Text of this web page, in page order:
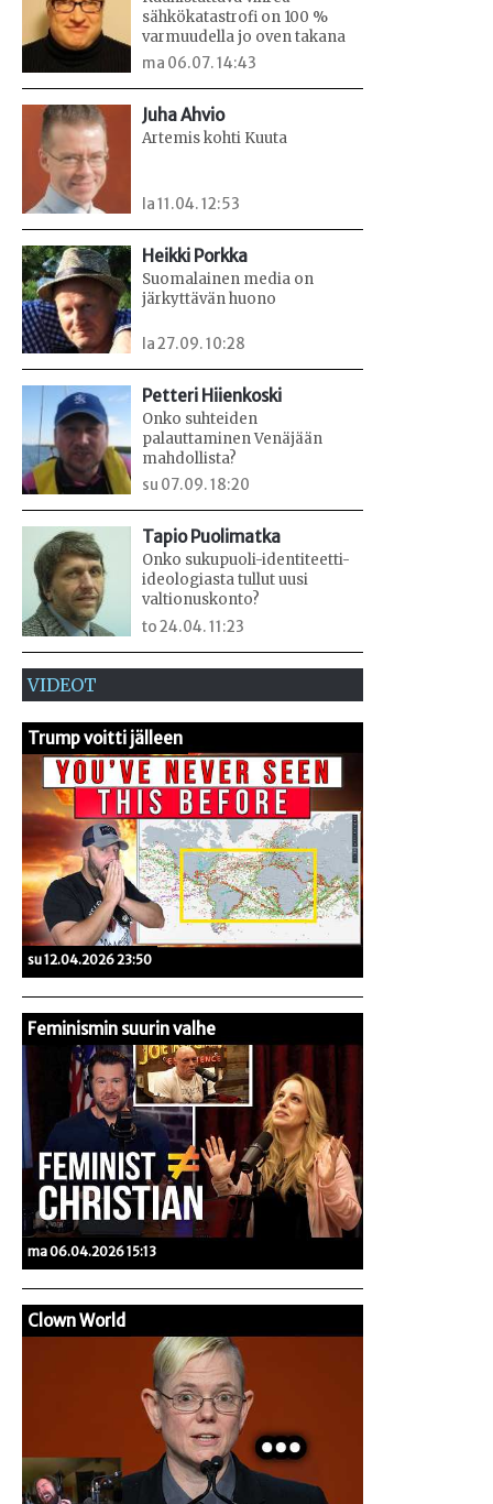
sähkökatastrofi on 100 %
varmuudella jo oven takana
ma 06.07. 14:43
Juha Ahvio
Artemis kohti Kuuta
la 11.04. 12:53
Heikki Porkka
Suomalainen media on
järkyttävän huono
la 27.09. 10:28
Petteri Hiienkoski
Onko suhteiden
palauttaminen Venäjään
mahdollista?
su 07.09. 18:20
Tapio Puolimatka
Onko sukupuoli-identiteetti-
ideologiasta tullut uusi
valtionuskonto?
to 24.04. 11:23
VIDEOT
Trump voitti jälleen
su 12.04.2026 23:50
Feminismin suurin valhe
ma 06.04.2026 15:13
Clown World